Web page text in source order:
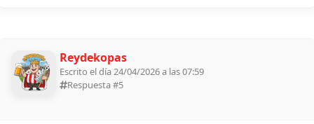
Reydekopas
Escrito el día 24/04/2026 a las 07:59
Respuesta #5